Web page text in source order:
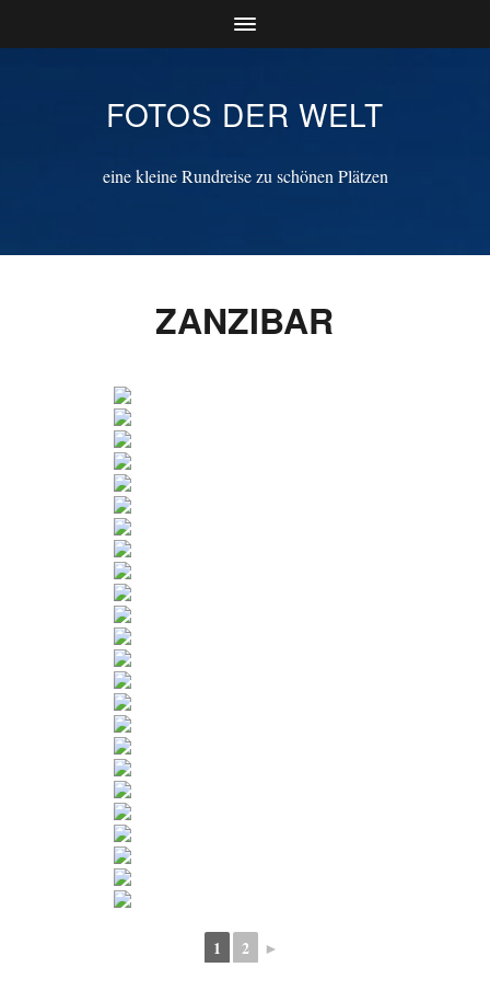
FOTOS DER WELT
eine kleine Rundreise zu schönen Plätzen
ZANZIBAR
1 2 ►